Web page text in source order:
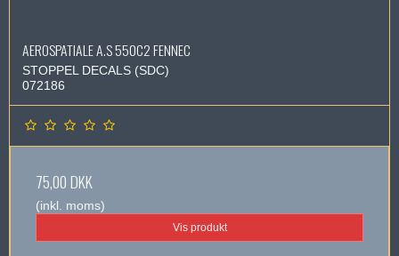
AEROSPATIALE A.S 550C2 FENNEC
STOPPEL DECALS (SDC)
072186
75,00 DKK
(inkl. moms)
Vis produkt